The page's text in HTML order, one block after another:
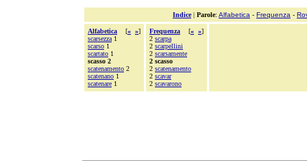
Indice| Parole: Alfabetica - Frequenza -
Alfabetica [« »]
scarsezza 1
scarso 1
scartato 1
scasso 2
scatenamento 2
scatenano 1
scatenare 1
Frequenza [« »]
2 scarpa
2 scarpellini
2 scarsamente
2 scasso
2 scatenamento
2 scavar
2 scavarono